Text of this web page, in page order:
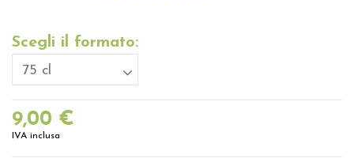
Scegli il formato:
9,00 €
IVA inclusa